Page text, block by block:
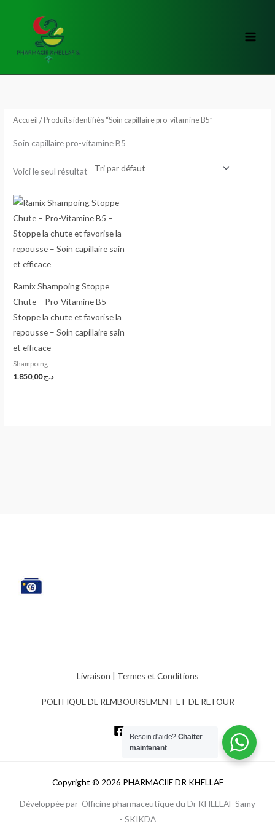
Accueil / Produits identifiés “Soin capillaire pro-vitamine B5”
Soin capillaire pro-vitamine B5
Voici le seul résultat
Ramix Shampoing Stoppe
Chute – Pro-Vitamine B5 –
Stoppe la chute et favorise la
repousse – Soin capillaire sain
et efficace
Shampoing
د.ج1.850,00
Livraison | Termes et Conditions
POLITIQUE DE REMBOURSEMENT ET DE RETOUR
Copyright © 2026 PHARMACIIE DR KHELLAF
Développée par Officine pharmaceutique du Dr KHELLAF Samy
- SKIKDA
Besoin d'aide? Chatter
maintenant